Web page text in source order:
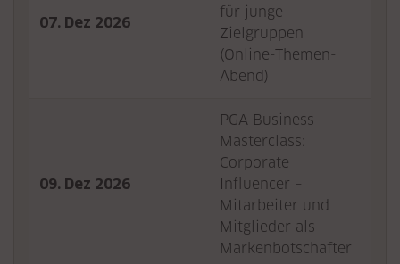
07. Dez 2026
für junge
Zielgruppen
(Online-Themen-
Abend)
09. Dez 2026
PGA Business
Masterclass:
Corporate
Influencer –
Mitarbeiter und
Mitglieder als
Markenbotschafter